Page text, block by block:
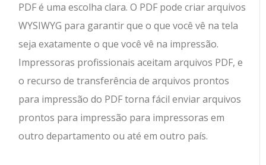
PDF é uma escolha clara. O PDF pode criar arquivos
WYSIWYG para garantir que o que você vê na tela
seja exatamente o que você vê na impressão.
Impressoras profissionais aceitam arquivos PDF, e
o recurso de transferência de arquivos prontos
para impressão do PDF torna fácil enviar arquivos
prontos para impressão para impressoras em
outro departamento ou até em outro país.